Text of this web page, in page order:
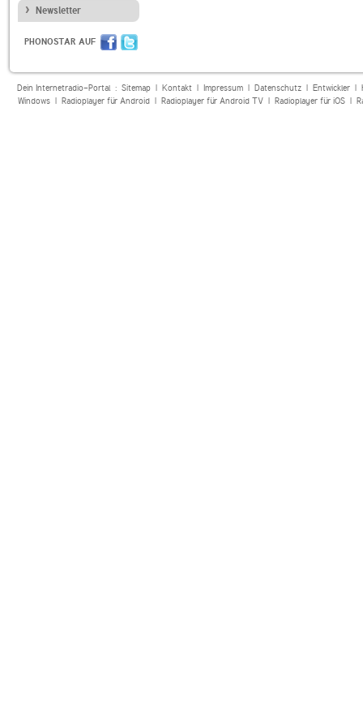
Newsletter
PHONOSTAR AUF
Dein Internetradio-Portal : Sitemap| Kontakt| Impressum| Datenschutz| Entwickler|
Windows| Radioplayer für Android| Radioplayer für Android TV| Radioplayer für iOS|